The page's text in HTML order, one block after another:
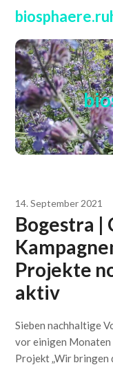
Skip
content
14. September 2021
Bogestra |
Projekte
aktiv
Sieben nachhaltige
vor einigen Monaten
Projekt „Wir bringen